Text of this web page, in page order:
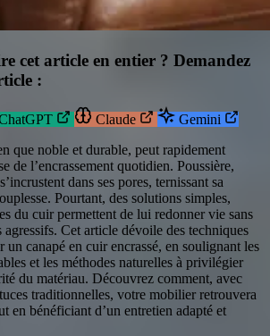
cet article en entier ? Demandez
:
Claude
Gemini
que noble et durable, peut rapidement
de l’encrassement quotidien. Poussière,
dans ses pores, ternissant sa
Pourtant, des solutions simples,
du cuir permettent de lui redonner vie sans
Cet article dévoile des techniques
un canapé en cuir encrassé, en soulignant les
et les méthodes naturelles à privilégier
du matériau. Découvrez comment, avec
traditionnelles, votre mobilier retrouvera
en bénéficiant d’un entretien adapté et